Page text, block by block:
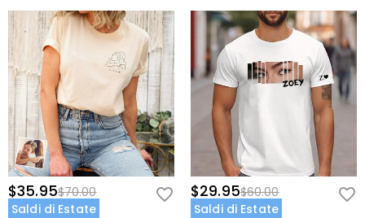
$35.95$70.00
Saldi di Estate
$29.95$60.00
Saldi di Estate